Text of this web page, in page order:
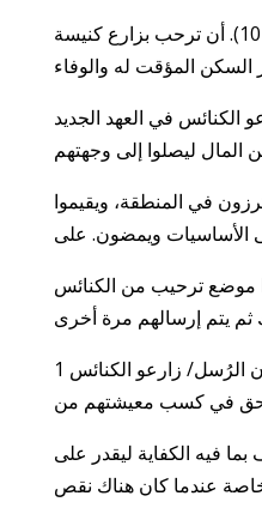
ترحيب ( في 2: 29؛ 3 يو 10). أن ترحب بزارع كنيسة
السكن المؤقت له والوفاء
الكنائس في العهد الجديد
في المنطقة، ويقيموا
الأساسيات ويمضون. على
موضع ترحيب من الكنائس
1 كورنثوس 9: 1 – 14 تصرح أن الرُسل/ زارعو الكنائس
في كسب معيشتهم من
فيه الكفاية ليقدر على
عندما كان هناك نقص